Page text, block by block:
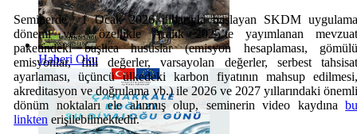
Haberi Oku
Seminerde 1 Ocak 2026 itibarıyla başlayan SKDM
dönemi ve özellikle Aralık 2025’te yayımlanan
paketindeki başlıca hususlar (emisyon hesaplaması,
emisyonlar, fiili değerler, varsayolan değerler, serbest
ayarlaması, üçüncü ülkedeki karbon fiyatının mahsup
akreditasyon ve doğrulama vb.) ile 2026 ve 2027 yıllarındaki
dönüm noktaları ele alınmış olup, seminerin video kaydına
linkten erişilebilmektedir.